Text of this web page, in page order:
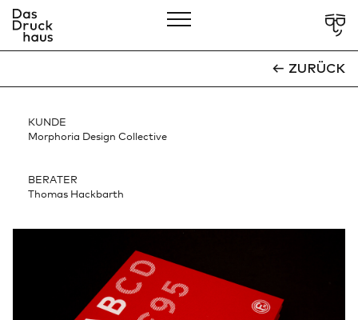
CLOSE
Über Uns
Leistungen
Verantwortung
Services
ZURÜCK
KUNDE
Morphoria Design Collective
BERATER
Thomas Hackbarth